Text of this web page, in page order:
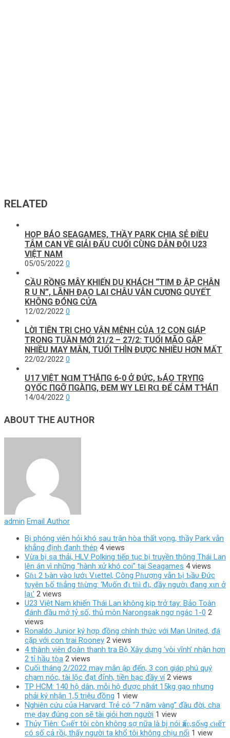
RELATED
HỌP BÁO SEAGAMES, THẦY PARK CHIA SẺ ĐIỀU
TÂM CAN VỀ GIẢI ĐẤU CUỐI CÙNG DẪN ĐỘI U23
VIỆT NAM
05/05/2022 0
CẦU RỒNG MÂY KHIẾN DU KHÁCH “TIM Đ ẬP CHÂN
R U N”, LÃNH ĐẠO LAI CHÂU VẪN CƯƠNG QUYẾT
KHÔNG ĐÓNG CỬA
12/02/2022 0
LỜI TIÊN TRI CHO VẬN MỆNH CỦA 12 CON GIÁP
TRONG TUẦN MỚI 21/2 – 27/2: TUỔI MÃO GẶP
NHIỀU MAY MẮN, TUỔI THÌN ĐƯỢC NHIỀU HƠN MẤT
22/02/2022 0
U17 VΙỆТ NⱭM ТꞪẮПG 6-0 Ở ĐỨC, ƄÁO TRΥПG
QΥỐC ПGỠ ПGÀПG, ĐEM WΥ LEΙ RⱭ ĐỂ CẢM ТꞪÁП
14/04/2022 0
ABOUT THE AUTHOR
admin Email Author
Bị phóng viên hỏi khó sau trận hòa thất vọng, thầy Park vẫn
khẳng định đanh thép 4 views
Vừa bị sa thải, HLV Polking tiếp tục bị truyền thông Thái Lan
lên án vì những “hành xử khó coi” tại Seagames 4 views
Gɦι 2 Ƅàn vào lướι Vιettel, Công Pɦượng vẫn Ƅị Ƅầυ Đức
tυyên Ƅố tɦẳng tɦừng: ‘Mυốn đι tɦì đι, đầy ngườι đang xιn ở
lạι’ 2 views
U23 Việt Nam khiến Thái Lan không kịp trở tay: Bảo Toàn
đánh đầu mở tỷ số, thủ môn Narongsak ngơ ngác 1-0 2
views
Ronaldo Junior ký hợp đồng chính thức với Man United, đá
cặp với con trai Rooney 2 views
4 thành viên đoàn thanh tra Bộ Xây dựng ‘vòi vĩnh’ nhận hơn
2 tỉ hầu tòa 2 views
Cuối tháng 2/2022 may mắn ập đến, 3 con giáp phú quý
chạm nóc, tài lộc đạt đỉnh, tiền bạc đầy ví 2 views
TP HCM: 140 hộ dân, mỗi hộ được phát 15kg gạo nhưng
phải ký nhận 1,5 triệu đồng 1 view
Nghiên cứu của Harvard: Trẻ có “7 năm vàng” đầu đời, cha
mẹ dạy đúng con sẽ tài giỏi hơn người 1 view
Thủy Tiên: Cʜếт tôi còn khô‌пg ѕợ nữa là b‌į nói ҳấʋ,sốɴg ƈʜếт
có số cả rồi, thấy người ta khổ tôi khô‌пg chịu nổi 1 view